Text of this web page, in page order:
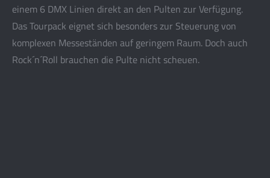
einem 6 DMX Linien direkt an den Pulten zur Verfügung.
Das Tourpack eignet sich besonders zur Steuerung von
komplexen Messeständen auf geringem Raum. Doch auch
Rock´n´Roll brauchen die Pulte nicht scheuen.